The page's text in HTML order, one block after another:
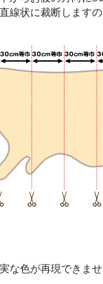
線状に裁断します
な色が再現できませ